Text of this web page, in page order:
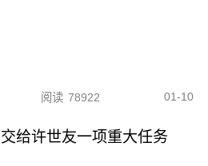
阅读 78922 01-10
给许世友一项重大任务